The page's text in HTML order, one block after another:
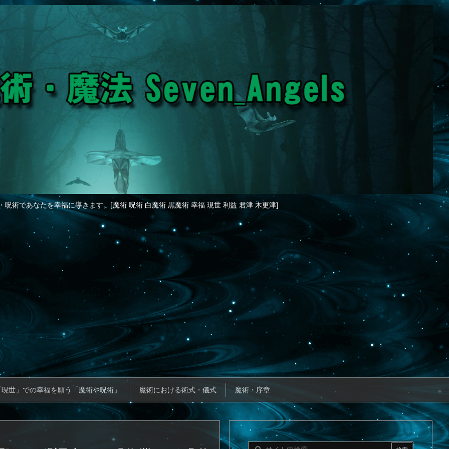
術であなたを幸福に導きます。[魔術 呪術 白魔術 黒魔術 幸福 現世 利益 君津 木更津]
世」での幸福を願う「魔術や呪術」 魔術における術式・儀式 魔術・序章